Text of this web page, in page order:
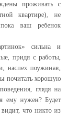
проживать с
квартире), не
пока ваш ребенок
сильна и
придя с работы,
наспех поужинав,
почитать хорошую
глядя на
ему нужен? Будет
что никто из